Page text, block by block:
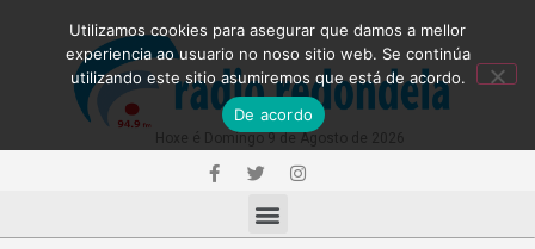
Utilizamos cookies para asegurar que damos a mellor
experiencia ao usuario no noso sitio web. Se continúa
utilizando este sitio asumiremos que está de acordo.
De acordo